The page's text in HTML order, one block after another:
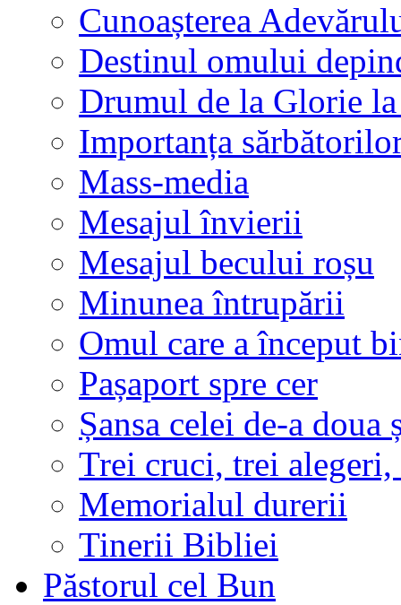
Cunoașterea
Destinul omului
Drumul de la Glorie
Importanța
Mass-media
Mesajul învierii
Mesajul becului roșu
Minunea întrupării
Omul care a început
Pașaport spre cer
Șansa celei de-a doua
Trei cruci, trei alegeri,
Memorialul durerii
Tinerii Bibliei
Păstorul cel Bun